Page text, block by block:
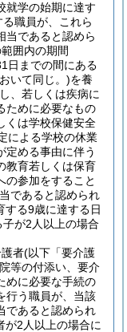
就学の始期に達す
る職員が、これら
当であると認めら
囲内の期間
日までの間にある
いて同じ。)を養
、若しくは疾病に
ために必要なもの
くは学校保健安全
による学校の休業
定める事由に伴う
教育若しくは保育
の参加をすること
であると認められ
する9歳に達する日
が2人以上の場合
者(以下「要介護
等の付添い、要介
めに必要な手続の
行う職員が、当該
であると認められ
が2人以上の場合に